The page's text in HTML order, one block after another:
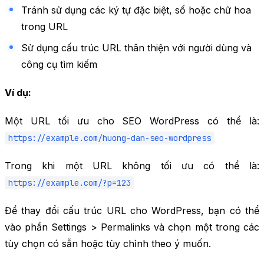
Tránh sử dụng các ký tự đặc biệt, số hoặc chữ hoa
trong URL
Sử dụng cấu trúc URL thân thiện với người dùng và
công cụ tìm kiếm
Ví dụ:
Một URL tối ưu cho SEO WordPress có thể là:
https://example.com/huong-dan-seo-wordpress
Trong khi một URL không tối ưu có thể là:
https://example.com/?p=123
Để thay đổi cấu trúc URL cho WordPress, bạn có thể
vào phần Settings > Permalinks và chọn một trong các
tùy chọn có sẵn hoặc tùy chỉnh theo ý muốn.